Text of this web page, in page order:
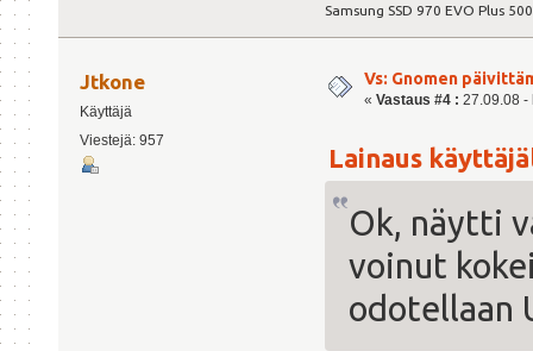
Samsung SSD 970 EVO Plus
Jtkone
Käyttäjä
Viestejä: 957
Vs: Gnomen
« Vastaus #4 : 27.09.08 -
Lainaus
Ok, näytti
voinut
odotellaan